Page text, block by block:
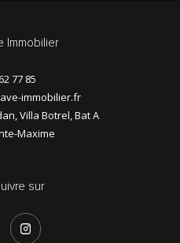
Immobilier
77 85
immobilier.fr
Villa Botrel, Bat A
Maxime
sur